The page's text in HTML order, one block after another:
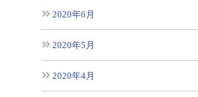
2020年6月
2020年5月
2020年4月